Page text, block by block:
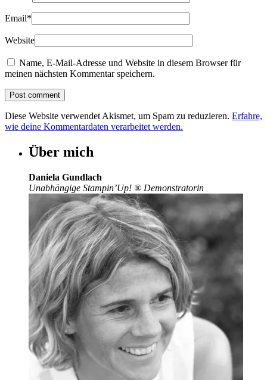
Email*
Website
Name, E-Mail-Adresse und Website in diesem Browser für
meinen nächsten Kommentar speichern.
Diese Website verwendet Akismet, um Spam zu reduzieren. Erfahre,
wie deine Kommentardaten verarbeitet werden.
Über mich
Daniela Gundlach
Unabhängige Stampin’Up! ® Demonstratorin